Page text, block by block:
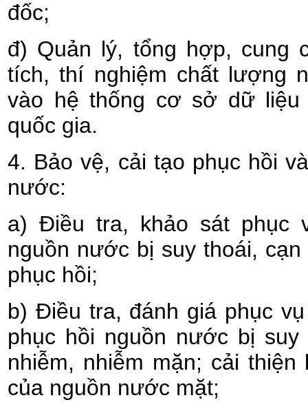
đốc;
đ) Quản lý, tổng hợp, cung
tích, thí nghiệm chất lượng
vào hệ thống cơ sở dữ liệu
quốc gia.
4. Bảo vệ, cải tạo phục hồi
nước:
a) Điều tra, khảo sát phục
nguồn nước bị suy thoái,
phục hồi;
b) Điều tra, đánh giá phục
phục hồi nguồn nước bị
nhiễm, nhiễm mặn; cải thiện
của nguồn nước mặt;